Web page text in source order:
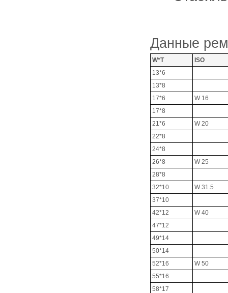
Данные
W*T
ISO
13*6
13*8
17*6
W 16
17*8
21*6
W 20
22*8
24*8
26*8
W 25
28*8
32*10
W 31.5
37*10
42*12
W 40
47*12
49*14
50*14
52*16
W 50
55*16
58*17